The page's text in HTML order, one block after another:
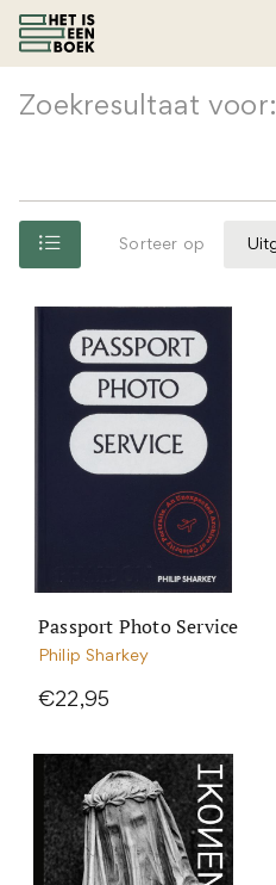
Zoekresultaat voor:
Sorteer op
Passport Photo Service
Philip Sharkey
€22,95